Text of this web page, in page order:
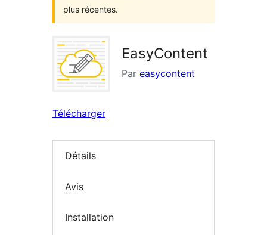
plus récentes.
EasyContent
Par easycontent
Télécharger
Détails
Avis
Installation